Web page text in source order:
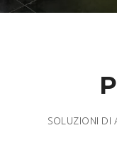
SOLUZIONI DI